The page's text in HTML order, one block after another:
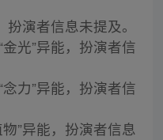
演者信息未提及。
光”异能，扮演者信
力”异能，扮演者信
”异能，扮演者信息